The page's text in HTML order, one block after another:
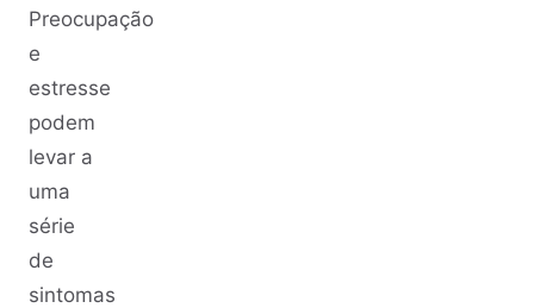
Preocupação
e
estresse
podem
levar a
uma
série
de
sintomas